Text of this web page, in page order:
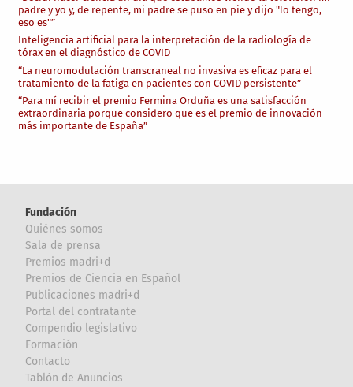
padre y yo y, de repente, mi padre se puso en pie y dijo "lo tengo,
eso es"”
Inteligencia artificial para la interpretación de la radiología de
tórax en el diagnóstico de COVID
“La neuromodulación transcraneal no invasiva es eficaz para el
tratamiento de la fatiga en pacientes con COVID persistente”
“Para mí recibir el premio Fermina Orduña es una satisfacción
extraordinaria porque considero que es el premio de innovación
más importante de España”
Fundación
Quiénes somos
Sala de prensa
Premios madri+d
Premios de Ciencia en Español
Publicaciones madri+d
Portal del contratante
Compendio legislativo
Formación
Contacto
Tablón de Anuncios